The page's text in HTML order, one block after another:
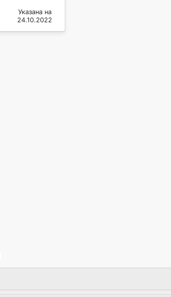
Указана на
24.10.2022